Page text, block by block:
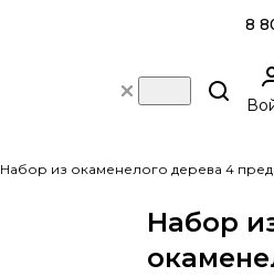
8
Набор из окаменелого дерева 4
Набор